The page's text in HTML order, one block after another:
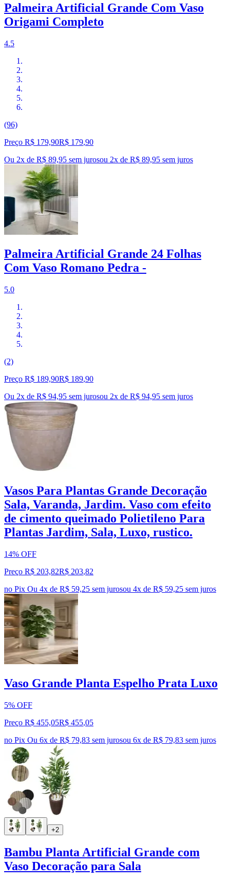
Palmeira Artificial Grande Com Vaso
Origami Completo
4.5
(96)
Preço R$ 179,90R$ 179,90
Ou 2x de R$ 89,95 sem jurosou 2x de R$ 89,95 sem juros
Palmeira Artificial Grande 24 Folhas
Com Vaso Romano Pedra -
5.0
(2)
Preço R$ 189,90R$ 189,90
Ou 2x de R$ 94,95 sem jurosou 2x de R$ 94,95 sem juros
Vasos Para Plantas Grande Decoração
Sala, Varanda, Jardim. Vaso com efeito
de cimento queimado Polietileno Para
Plantas Jardim, Sala, Luxo, rustico.
14% OFF
Preço R$ 203,82R$ 203,82
no Pix Ou 4x de R$ 59,25 sem jurosou 4x de R$ 59,25 sem juros
Vaso Grande Planta Espelho Prata Luxo
5% OFF
Preço R$ 455,05R$ 455,05
no Pix Ou 6x de R$ 79,83 sem jurosou 6x de R$ 79,83 sem juros
+2
Bambu Planta Artificial Grande com
Vaso Decoração para Sala